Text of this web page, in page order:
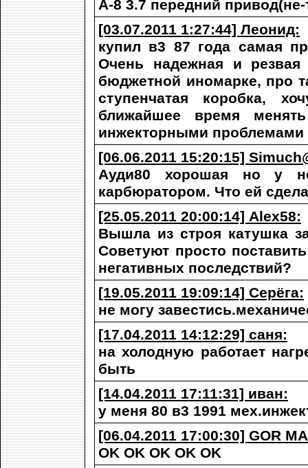
А-8 3.7 передний
[03.07.2011 1:27:44] Леонид:
купил в3 87 года самая
Очень надежная и
бюджетной иномарке, про
ступенчатая коробка,
ближайшее время
инжекторными
[06.06.2011 15:20:15]
Ауди80 хорошая но у
карбюратором. Что ей
[25.05.2011 20:00:14] Alex58:
Вышла из строя катушка
Советуют просто
негативных последствий?
[19.05.2011 19:09:14] Серёга:
не могу
[17.04.2011 14:12:29] саня:
на холодную работает
быть
[14.04.2011 17:11:31] иван:
у меня 80 в3 1991
[06.04.2011 17:00:30] GOR
OK OK OK OK OK